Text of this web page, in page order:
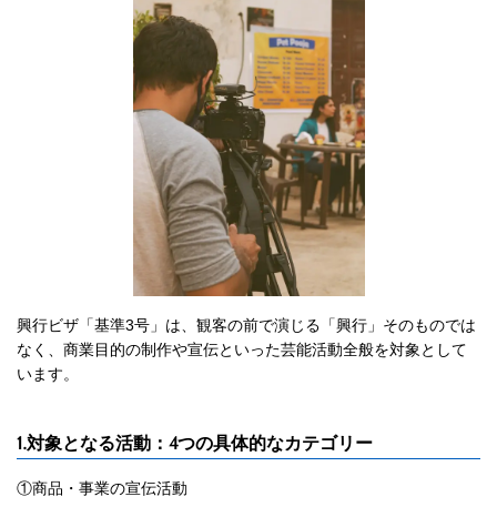
興行ビザ「基準3号」は、観客の前で演じる「興行」そのものでは
なく、商業目的の制作や宣伝といった芸能活動全般を対象として
います。
1.対象となる活動：4つの具体的なカテゴリー
①商品・事業の宣伝活動